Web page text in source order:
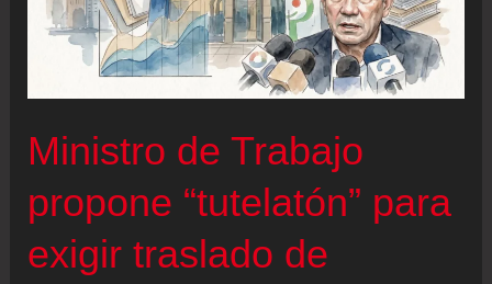
Ministro de Trabajo
propone “tutelatón” para
exigir traslado de